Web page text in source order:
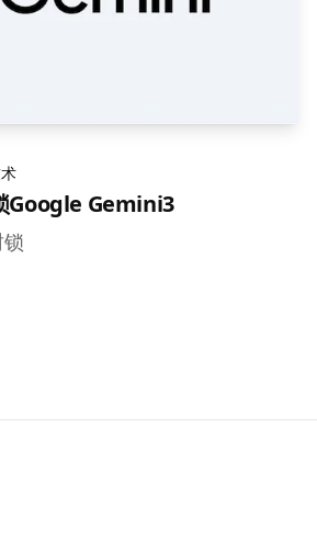
Google Gemini3